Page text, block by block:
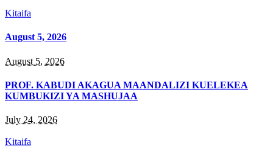
Kitaifa
August 5, 2026
August 5, 2026
PROF. KABUDI AKAGUA MAANDALIZI KUELEKEA
KUMBUKIZI YA MASHUJAA
July 24, 2026
Kitaifa